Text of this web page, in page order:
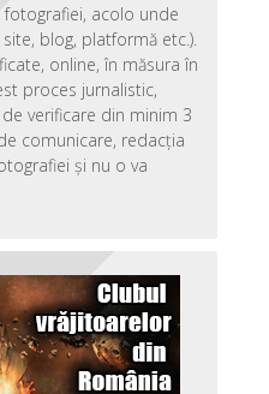
fotografiei, acolo unde
blog, platformă etc.).
online, în măsura în
proces jurnalistic,
verificare din minim 3
comunicare, redacția
și nu o va